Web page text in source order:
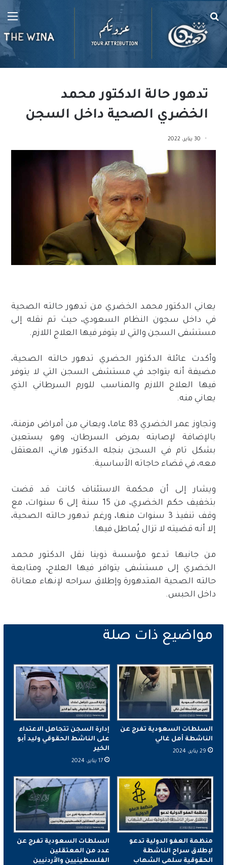
بحث
عن
تدهور حالة الدكتور محمد
الخضري الصحية داخل السجن
30 يناير، 2022
يعاني الدكتور محمد الخضري من تدهور حالته الصحية
في داخل سجون النظام السعودي، حيث تم نقله إلى
مستشفى السجن والتي لا يتوفر فيها العلاج اللازم.
وأكدت عائلة الدكتور الحضري تدهور حالته الصحية،
مضيفة أنه يتواجد في مستشفى السجن التي لا يتوفر
فيها العلاج اللازم والمناسب للورم السرطاني الذي
يعاني منه.
وتجاوز عمر الخضري 83 عاما، ويعاني من أمراض مزمنة،
بالإضافة لإصابته بمرض السرطان، وهو يستعين
بشكل تام في السجن بنجله الدكتور هاني، المعتقل
معه، في قضاء حاجاته الأساسية.
ويشار إلى أن محكمة الاستئناف كانت قد قضت
بتخفيف حكم الخضري، من 15 سنة إلى 6 سنوات، مع
وقف تنفيذ 3 سنوات منها، ورغم تدهور حالته الصحية،
إلا أنه قضيته لا تزال يُماطل فيها.
من جانبها تدعو مؤسسة ذوينا نقل الدكتور محمد
الخضري إلى مستشفى يتوافر فيها العلاج، ومتابعة
حالته الصحية المتدهورة وإطلاق سراحه لإنهاء معاناة
داخل الحبس.
السلطات السعودية تفرج عن
الناشطة أمل غالي
29 يناير، 2024
إدارة السجن تتجاهل الاعتداء
على الناشط الحقوقي وليد أبو
الخير
17 يناير، 2024
منظمة العفو الدولية تدعو
لإطلاق سراح الناشطة
الحقوقية سلمى الشهاب
السلطات السعودية تفرج عن
عدد من المعتقلين
الفلسطينيين والأردنيين